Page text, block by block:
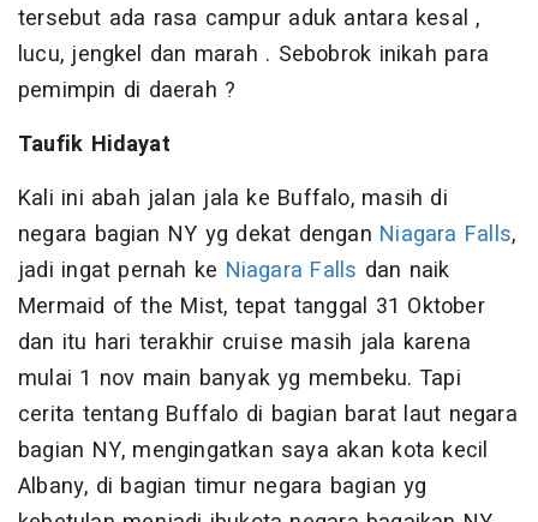
tersebut ada rasa campur aduk antara kesal ,
lucu, jengkel dan marah . Sebobrok inikah para
pemimpin di daerah ?
Taufik Hidayat
Kali ini abah jalan jala ke Buffalo, masih di
negara bagian NY yg dekat dengan Niagara Falls,
jadi ingat pernah ke Niagara Falls dan naik
Mermaid of the Mist, tepat tanggal 31 Oktober
dan itu hari terakhir cruise masih jala karena
mulai 1 nov main banyak yg membeku. Tapi
cerita tentang Buffalo di bagian barat laut negara
bagian NY, mengingatkan saya akan kota kecil
Albany, di bagian timur negara bagian yg